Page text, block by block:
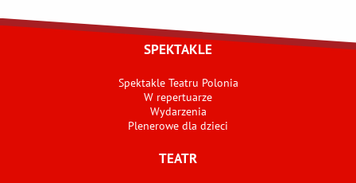
SPEKTAKLE
Spektakle Teatru Polonia
W repertuarze
Wydarzenia
Plenerowe dla dzieci
TEATR